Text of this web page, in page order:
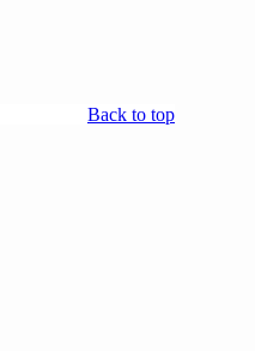
Back to top